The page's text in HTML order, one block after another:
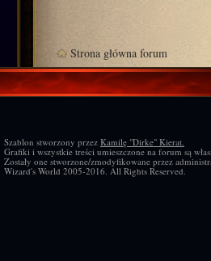
Strona główna forum
Szablon stworzony przez Kamilę "Dirke" Kierat.
Grafiki i wszystkie treści umieszczone na forum są
Zostały one stworzone/zmodyfikowane przez
Wizard's World 2005-2016. All Rights Reserved.